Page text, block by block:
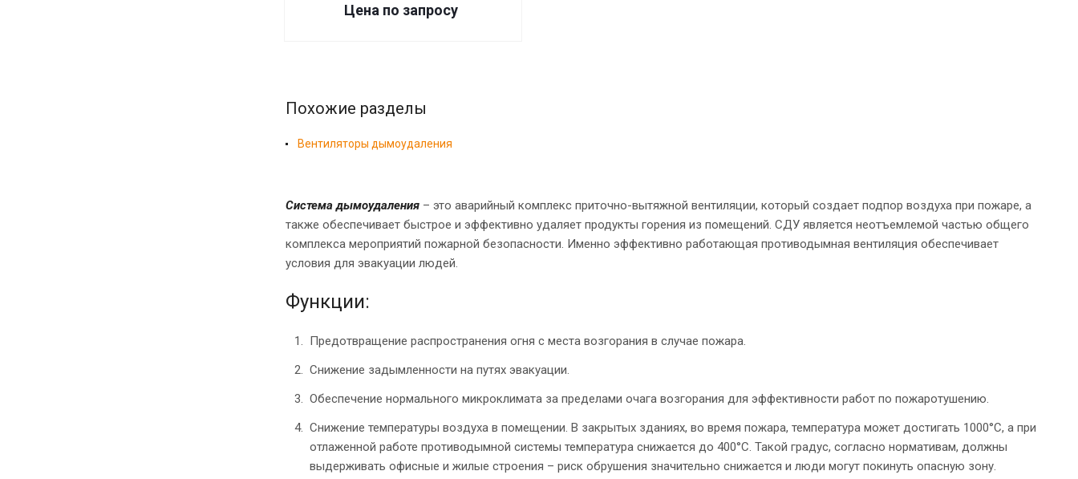
Цена по запросу
Похожие разделы
Вентиляторы дымоудаления
Система дымоудаления – это аварийный комплекс приточно-вытяжной вентиляции, который создает подпор воздуха при пожаре, а
также обеспечивает быстрое и эффективно удаляет продукты горения из помещений. СДУ является неотъемлемой частью общего
комплекса мероприятий пожарной безопасности. Именно эффективно работающая противодымная вентиляция обеспечивает
условия для эвакуации людей.
Функции:
Предотвращение распространения огня с места возгорания в случае пожара.
Снижение задымленности на путях эвакуации.
Обеспечение нормального микроклимата за пределами очага возгорания для эффективности работ по пожаротушению.
Снижение температуры воздуха в помещении. В закрытых зданиях, во время пожара, температура может достигать 1000°С, а при
отлаженной работе противодымной системы температура снижается до 400°С. Такой градус, согласно нормативам, должны
выдерживать офисные и жилые строения – риск обрушения значительно снижается и люди могут покинуть опасную зону.